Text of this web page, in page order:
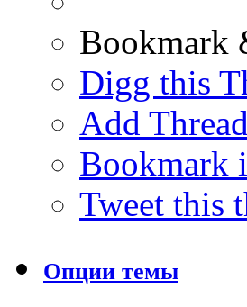
Bookmark
Digg this
Add
Bookmark
Tweet this
Опции темы